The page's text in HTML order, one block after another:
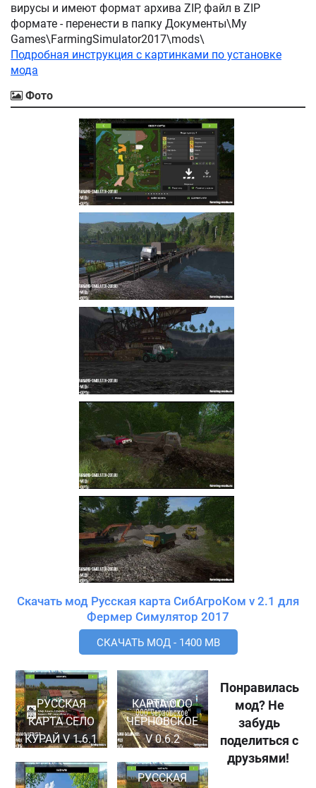
вирусы и имеют формат архива ZIP, файл в ZIP
формате - перенести в папку Документы\My
Games\FarmingSimulator2017\mods\
Подробная инструкция с картинками по установке
мода
Фото
Скачать мод Русская карта СибАгроКом v 2.1 для
Фермер Симулятор 2017
СКАЧАТЬ МОД - 1400 MB
РУССКАЯ
КАРТА СЕЛО
КУРАЙ V 1.6.1
КАРТА ООО
ЧЕРНОВСКОЕ
V 0.6.2
РУССКАЯ
Понравилась
мод? Не
забудь
поделиться с
друзьями!